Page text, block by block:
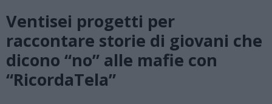
Ventisei progetti per
raccontare storie di giovani che
dicono “no” alle mafie con
“RicordaTela”